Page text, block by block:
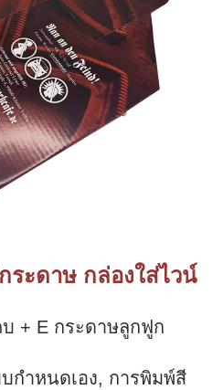
ระดาษ กล่องใส่ไวน์
+ E กระดาษลูกฟูก
กำหนดเอง, การพิมพ์สี